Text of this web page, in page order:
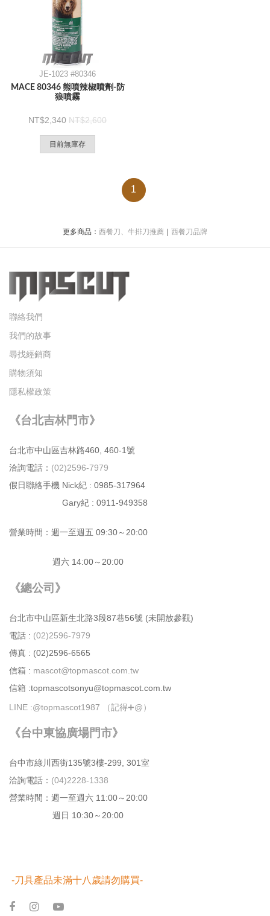
JE-1023 #80346
MACE 80346 熊噴辣椒噴劑-防
狼噴霧
2,340 2,600
目前無庫存
1
更多商品： 西餐刀、牛排刀推薦 ｜ 西餐刀品牌
聯絡我們
我們的故事
尋找經銷商
購物須知
隱私權政策
《台北吉林門市》
台北市中⼭區吉林路460, 460-1號
洽詢電話： (02)2596-7979
假日聯絡手機 Nick紀 : 0985-317964
Gary紀 : 0911-949358
營業時間：週⼀⾄週五 09:30～20:00
週六 14:00～20:00
《總公司》
台北市中⼭區新⽣北路3段87巷56號 (未開放參觀)
電話 : (02)2596-7979
傳真 : (02)2596-6565
信箱 : mascot@topmascot.com.tw
信箱 :topmascotsonyu@topmascot.com.tw
LINE :@topmascot1987 （記得➕@）
《台中東協廣場門市》
台中市綠川⻄街135號3樓-299, 301室
洽詢電話： (04)2228-1338
營業時間：週⼀⾄週六 11:00～20:00
週日 10:30～20:00
-刀具產品未滿十八歲請勿購買-